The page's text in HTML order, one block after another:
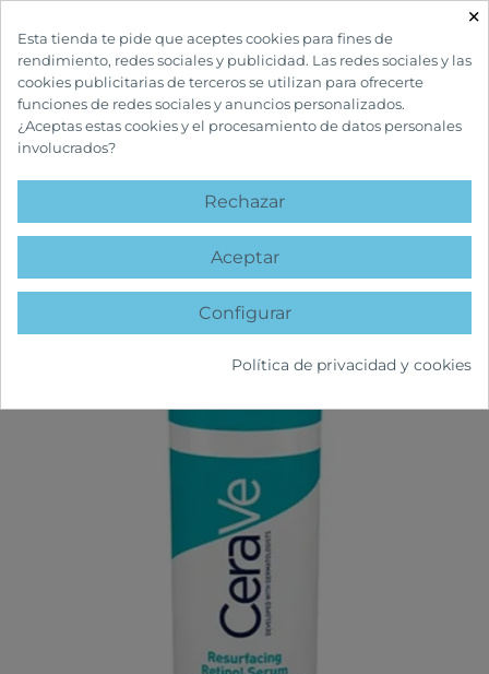
INICIO CUIDADOS FACIALES
favorite
×
Esta tienda te pide que aceptes cookies para fines de
rendimiento, redes sociales y publicidad. Las redes sociales y las
cookies publicitarias de terceros se utilizan para ofrecerte
funciones de redes sociales y anuncios personalizados.
¿Aceptas estas cookies y el procesamiento de datos personales
involucrados?
Rechazar
Aceptar
Configurar
Política de privacidad y cookies